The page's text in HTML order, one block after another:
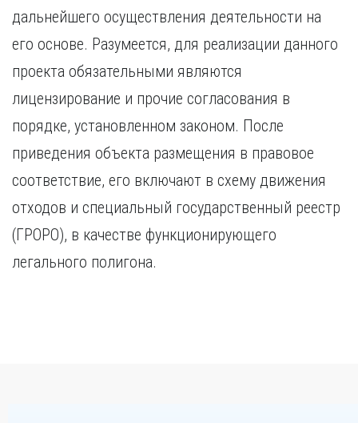
дальнейшего осуществления деятельности на
его основе. Разумеется, для реализации данного
проекта обязательными являются
лицензирование и прочие согласования в
порядке, установленном законом. После
приведения объекта размещения в правовое
соответствие, его включают в схему движения
отходов и специальный государственный реестр
(ГРОРО), в качестве функционирующего
легального полигона.